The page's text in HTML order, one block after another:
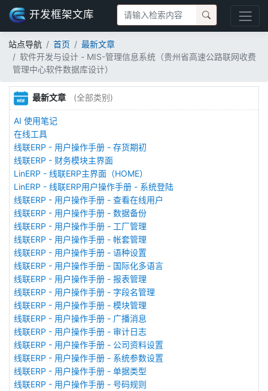
开发框架文库
站点导航 首页
最新文章
软件开发与设计 - MIS-管理信息系统（贵州省高速公路联网收费
管理中心软件数据库设计）
最新文章 (全部类别)
AI 使用笔记
在线工具
线联ERP - 用户操作手册 - 存货期初
线联ERP - 财务模块主界面
LinERP - 线联ERP主界面（HOME）
LinERP - 线联ERP用户操作手册 - 系统登陆
线联ERP - 用户操作手册 - 查看在线用户
线联ERP - 用户操作手册 - 数据备份
线联ERP - 用户操作手册 - 工厂管理
线联ERP - 用户操作手册 - 帐套管理
线联ERP - 用户操作手册 - 语种设置
线联ERP - 用户操作手册 - 国际化多语言
线联ERP - 用户操作手册 - 报表管理
线联ERP - 用户操作手册 - 字段名管理
线联ERP - 用户操作手册 - 模块管理
线联ERP - 用户操作手册 - 广播消息
线联ERP - 用户操作手册 - 审计日志
线联ERP - 用户操作手册 - 公司资料设置
线联ERP - 用户操作手册 - 系统参数设置
线联ERP - 用户操作手册 - 单据类型
线联ERP - 用户操作手册 - 号码规则